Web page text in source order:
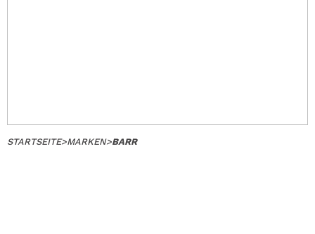
STARTSEITE>MARKEN>BARR